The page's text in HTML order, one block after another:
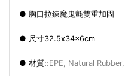
● 胸口拉鍊魔鬼氈雙重加固
● 尺寸32.5x34x6cm
● 材質::EPE, Natural